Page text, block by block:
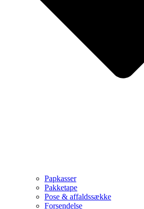
Papkasser
Pakketape
Pose & affaldssække
Forsendelse